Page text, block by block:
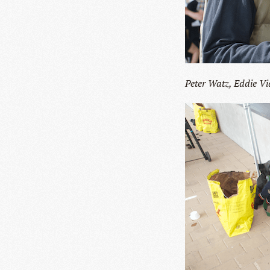
Peter Watz, Eddie